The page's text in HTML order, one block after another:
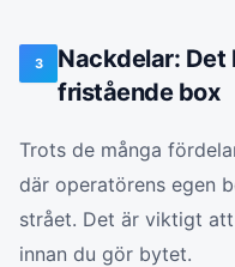
3
Nackdelar: Det
fristående box
Trots de många
där operatörens egen
strået. Det är viktigt
innan du gör bytet.